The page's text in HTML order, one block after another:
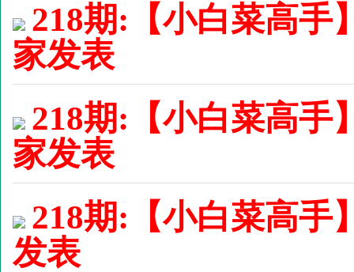
218期:【小白菜高
家发表
218期:【小白菜高
家发表
218期:【小白菜高手
发表